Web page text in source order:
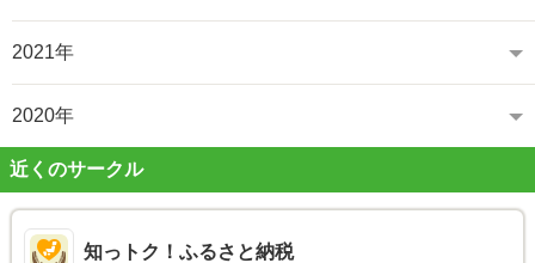
2021年
2020年
近くのサークル
知っトク！ふるさと納税